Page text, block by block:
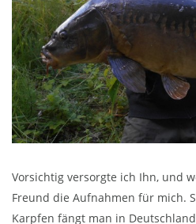
Vorsichtig versorgte ich Ihn, und
Freund die Aufnahmen für mich.
Karpfen fängt man in